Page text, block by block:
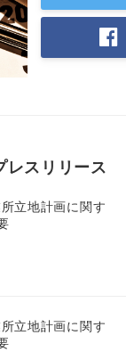
レスリリース
立地計画に関す
要
立地計画に関す